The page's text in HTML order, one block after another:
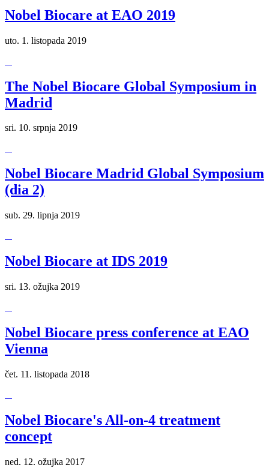
Nobel Biocare at EAO 2019
uto. 1. listopada 2019
The Nobel Biocare Global Symposium in
Madrid
sri. 10. srpnja 2019
Nobel Biocare Madrid Global Symposium
(dia 2)
sub. 29. lipnja 2019
Nobel Biocare at IDS 2019
sri. 13. ožujka 2019
Nobel Biocare press conference at EAO
Vienna
čet. 11. listopada 2018
Nobel Biocare's All-on-4 treatment
concept
ned. 12. ožujka 2017